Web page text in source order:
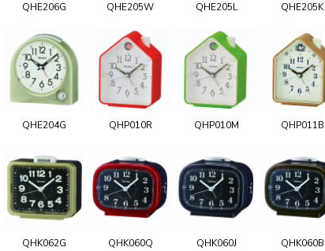
QHE206G QHE205W QHE205L QHE205K
QHE204G QHP010R QHP010M QHP011B
QHK062G QHK060Q QHK060J QHK060B